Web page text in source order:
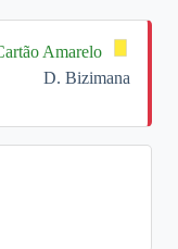
Amarelo
D. Bizimana